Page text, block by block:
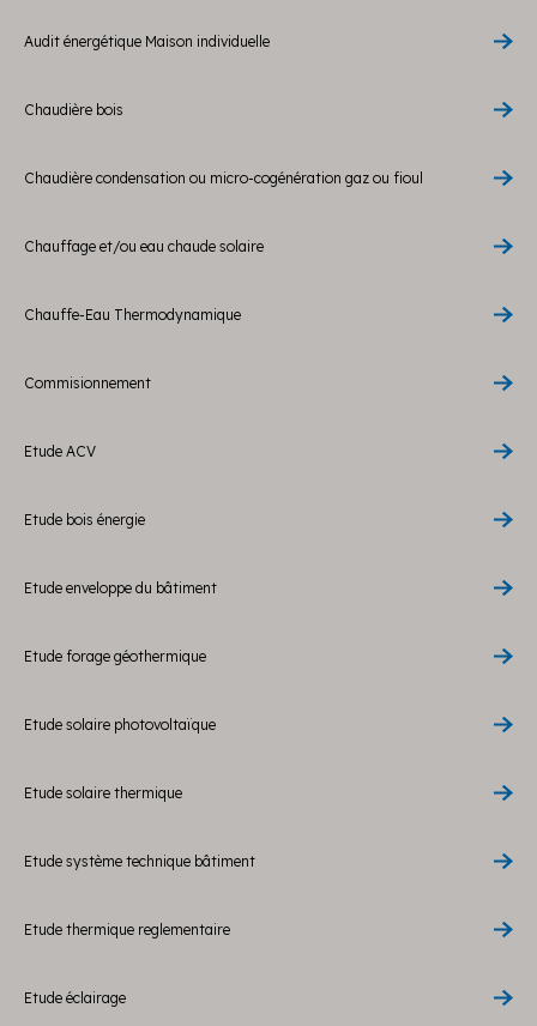
Audit énergétique Maison individuelle
Chaudière bois
Chaudière condensation ou micro-cogénération gaz ou fioul
Chauffage et/ou eau chaude solaire
Chauffe-Eau Thermodynamique
Commisionnement
Etude ACV
Etude bois énergie
Etude enveloppe du bâtiment
Etude forage géothermique
Etude solaire photovoltaïque
Etude solaire thermique
Etude système technique bâtiment
Etude thermique reglementaire
Etude éclairage